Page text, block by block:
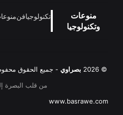
منوعات
وتكنولوجيا
تكنولوجيافن
© 2026 بصراوي - جميع الحقوق
من قلب البصرة
www.basrawe.com